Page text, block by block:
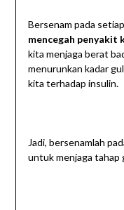
Bersenam pada
mencegah penyakit
kita menjaga berat
menurunkan kadar
kita terhadap insulin.
Jadi, bersenamlah
untuk menjaga tahap